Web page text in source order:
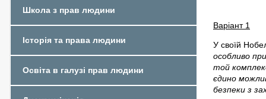
Варіант 1
У своїй
особливо
той
єдино
безпеки з
Школа з прав людини
Історія та права людини
Освіта в галузі прав людини